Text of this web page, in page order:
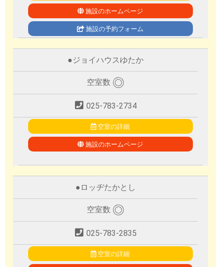
施設のホームページ
施設の予約フォーム
●ジョイハウスゆたか
空室数 ◎
025-783-2734
空室の詳細
施設のホームページ
● ロッヂたかとし
空室数 ◎
025-783-2835
空室の詳細